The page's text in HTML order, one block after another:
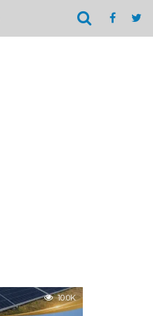
10.0K